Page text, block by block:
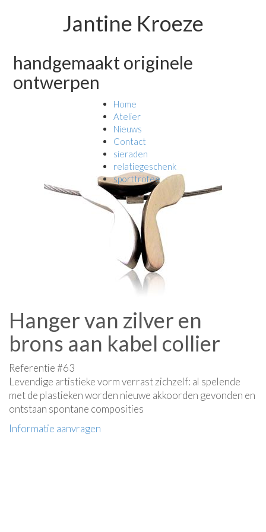
Jantine Kroeze
handgemaakt originele
ontwerpen
Home
Atelier
Nieuws
Contact
sieraden
relatiegeschenk
sporttrofee
Hanger van zilver en
brons aan kabel collier
Referentie #63
Levendige artistieke vorm verrast zichzelf: al spelende
met de plastieken worden nieuwe akkoorden gevonden en
ontstaan spontane composities
Informatie aanvragen